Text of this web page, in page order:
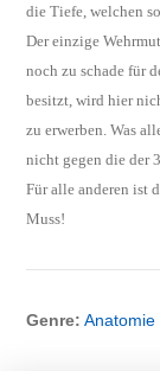
die Tiefe, welchen
Der einzige
noch zu schade für
besitzt, wird hier
zu erwerben. Was
nicht gegen die der 3.
Für alle anderen ist
Muss!
Genre: Anatomie